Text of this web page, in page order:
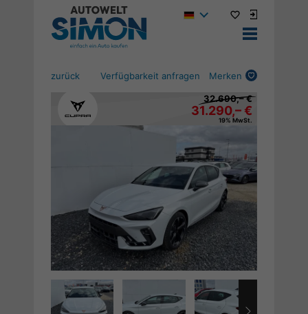
zurück Verfügbarkeit anfragen Merken
32.690,– €
31.290,– €
19% MwSt.